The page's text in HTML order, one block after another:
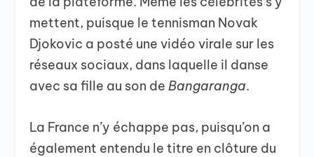
mettent, puisque le tennisman Novak
Djokovic a posté une vidéo virale sur les
réseaux sociaux, dans laquelle il danse
avec sa fille au son deBangaranga.
La France n’y échappe pas, puisqu’on a
également entendu le titre en clôture du